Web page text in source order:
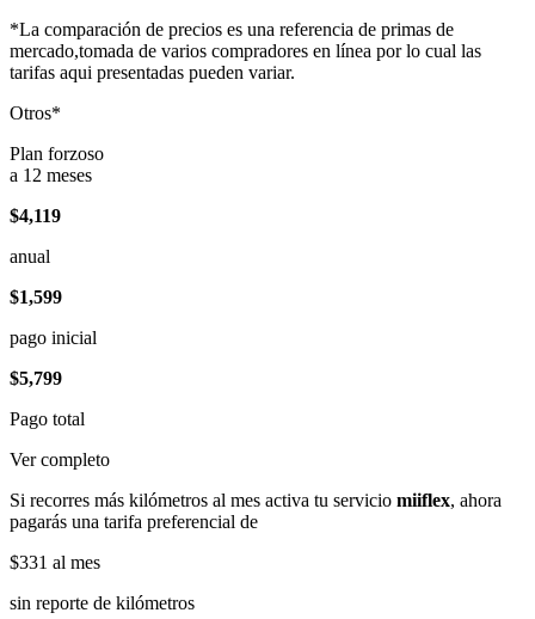
*La comparación de precios es una referencia de primas de
mercado,tomada de varios compradores en línea por lo cual las
tarifas aqui presentadas pueden variar.
Otros*
Plan forzoso
a 12 meses
$4,119
anual
$1,599
pago inicial
$5,799
Pago total
Ver completo
Si recorres más kilómetros al mes activa tu servicio miiflex, ahora
pagarás una tarifa preferencial de
$331 al mes
sin reporte de kilómetros